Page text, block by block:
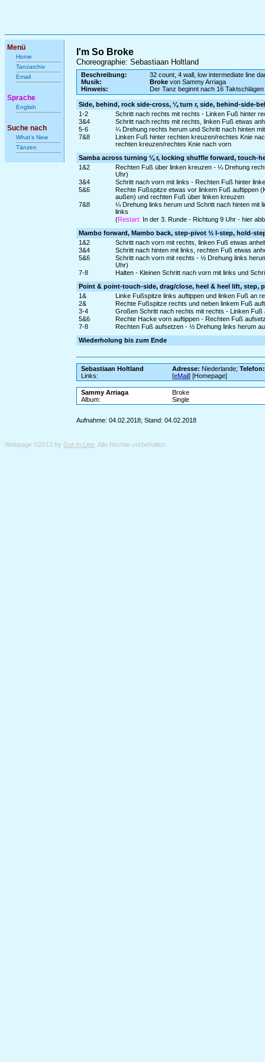
Menü
Home
Tanzarchiv
Email
Sprache
English
Suche nach
What's New
Tänzen
I'm So Broke
Choreographie: Sebastiaan Holtland
Beschreibung:
32 count, 4 wall, low intermediate line
Musik:
Brokevon Sammy Arriaga
Hinweis:
Der Tanz beginnt nach 16 Taktschlägen
Side, behind, rock side-cross, ¼ turn r, side, behind-side-
1-2
Schritt nach rechts mit rechts - Linken Fuß hinter
3&4
Schritt nach rechts mit rechts, linken Fuß etwas
5-6
¼ Drehung rechts herum und Schritt nach hinten
7&8
Linken Fuß hinter rechten kreuzen/rechtes Knie
rechten kreuzen/rechtes Knie nach vorn
Samba across turning ¼ r, locking shuffle forward, touch-
1&2
Rechten Fuß über linken kreuzen - ¼ Drehung
Uhr)
3&4
Schritt nach vorn mit links - Rechten Fuß hinter
5&6
Rechte Fußspitze etwas vor linkem Fuß auftippen
außen) und rechten Fuß über linken kreuzen
7&8
¼ Drehung links herum und Schritt nach hinten mit
links
(Restart: In der 3. Runde - Richtung 9 Uhr - hier
Mambo forward, Mambo back, step-pivot ½ l-step, hold-
1&2
Schritt nach vorn mit rechts, linken Fuß etwas
3&4
Schritt nach hinten mit links, rechten Fuß etwas
5&6
Schritt nach vorn mit rechts - ½ Drehung links
Uhr)
7-8
Halten - Kleinen Schritt nach vorn mit links und
Point & point-touch-side, drag/close, heel & heel lift, step,
1&
Linke Fußspitze links auftippen und linken Fuß an
2&
Rechte Fußspitze rechts und neben linkem Fuß
3-4
Großen Schritt nach rechts mit rechts - Linken
5&6
Rechte Hacke vorn auftippen - Rechten Fuß
7-8
Rechten Fuß aufsetzen - ½ Drehung links herum
Wiederholung bis zum Ende
Sebastiaan Holtland Adresse: Niederlande;Telefon:
Links:
[eMail] [Homepage]
Sammy Arriaga
Broke
Album:
Single
Aufnahme: 04.02.2018; Stand: 04.02.2018
Webpage ©2012 by Get In Line . Alle Rechte vorbehalten.